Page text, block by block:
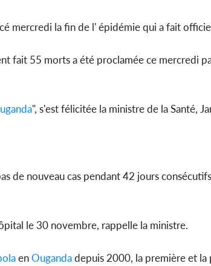
mercredi la fin de l' épidémie qui a fait
fait 55 morts a été proclamée ce mercredi
", s'est félicitée la ministre de la Santé,
de nouveau cas pendant 42 jours
le 30 novembre, rappelle la ministre.
enOugandadepuis 2000, la première et